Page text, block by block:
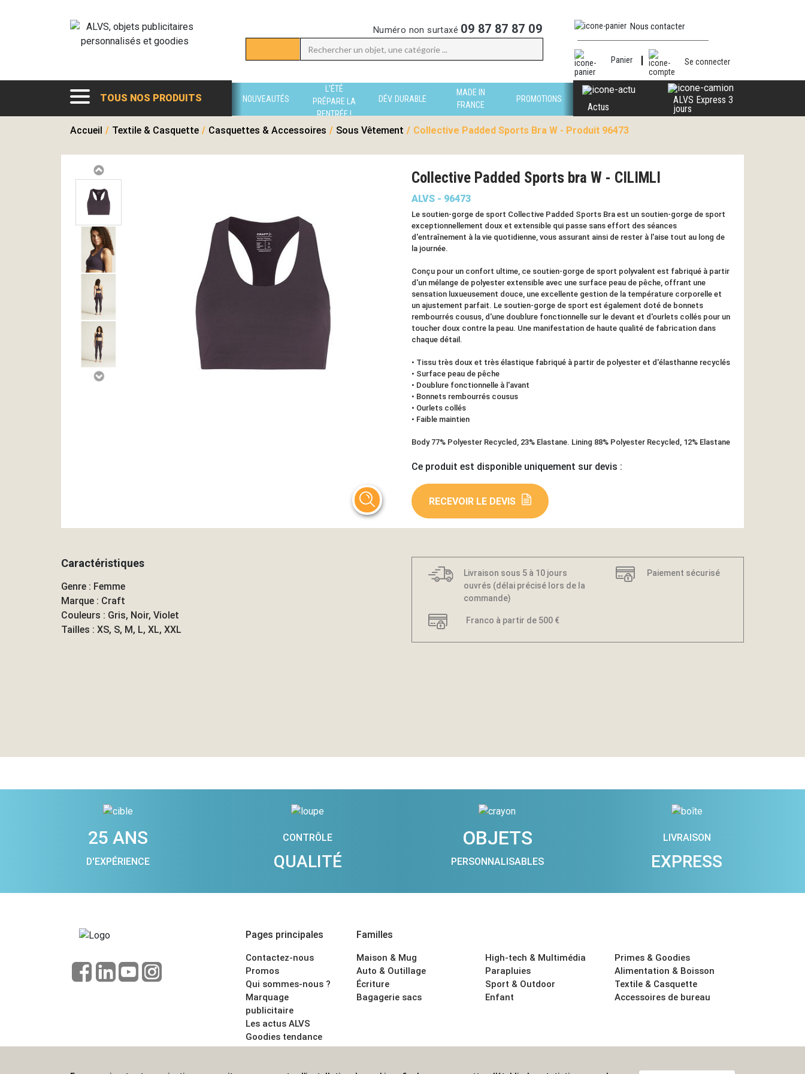
Numéro non surtaxé 09 87 87 87 09 Nous contacter
Panier Se connecter
TOUS NOS PRODUITS NOUVEAUTÉS
L'ÉTÉ
PRÉPARE LA
RENTRÉE !
DÉV. DURABLE
MADE IN
FRANCE
PROMOTIONS
Actus
ALVS Express 3
jours
Accueil / Textile & Casquette / Casquettes & Accessoires / Sous Vêtement / Collective Padded Sports Bra W - Produit 96473
Collective Padded Sports bra W - CILIMLI
ALVS - 96473
Le soutien-gorge de sport Collective Padded Sports Bra est un soutien-gorge de sport
exceptionnellement doux et extensible qui passe sans effort des séances
d'entraînement à la vie quotidienne, vous assurant ainsi de rester à l'aise tout au long de
la journée.
Conçu pour un confort ultime, ce soutien-gorge de sport polyvalent est fabriqué à partir
d'un mélange de polyester extensible avec une surface peau de pêche, offrant une
sensation luxueusement douce, une excellente gestion de la température corporelle et
un ajustement parfait. Le soutien-gorge de sport est également doté de bonnets
rembourrés cousus, d'une doublure fonctionnelle sur le devant et d'ourlets collés pour un
toucher doux contre la peau. Une manifestation de haute qualité de fabrication dans
chaque détail.
• Tissu très doux et très élastique fabriqué à partir de polyester et d'élasthanne recyclés
• Surface peau de pêche
• Doublure fonctionnelle à l'avant
• Bonnets rembourrés cousus
• Ourlets collés
• Faible maintien
Body 77% Polyester Recycled, 23% Elastane. Lining 88% Polyester Recycled, 12% Elastane
Ce produit est disponible uniquement sur devis :
RECEVOIR LE DEVIS
Caractéristiques
Genre : Femme
Marque : Craft
Couleurs : Gris, Noir, Violet
Tailles : XS, S, M, L, XL, XXL
Livraison sous 5 à 10 jours
ouvrés (délai précisé lors de la
commande)
Paiement sécurisé
Franco à partir de 500 €
25 ANS
D'EXPÉRIENCE
CONTRÔLE
QUALITÉ
OBJETS
PERSONNALISABLES
LIVRAISON
EXPRESS
Pages principales
Contactez-nous
Promos
Qui sommes-nous ?
Marquage
publicitaire
Les actus ALVS
Goodies tendance
CGV
Familles
Maison & Mug
Auto & Outillage
Écriture
Bagagerie sacs
High-tech & Multimédia
Parapluies
Sport & Outdoor
Enfant
Primes & Goodies
Alimentation & Boisson
Textile & Casquette
Accessoires de bureau